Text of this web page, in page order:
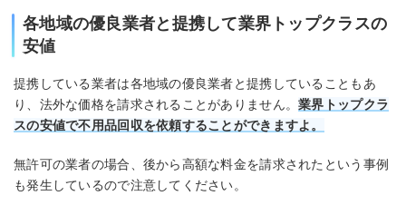
各地域の優良業者と提携して業界トップクラスの
安値
提携している業者は各地域の優良業者と提携していることもあ
り、法外な価格を請求されることがありません。業界トップクラ
スの安値で不用品回収を依頼することができますよ。
無許可の業者の場合、後から高額な料金を請求されたという事例
も発生しているので注意してください。